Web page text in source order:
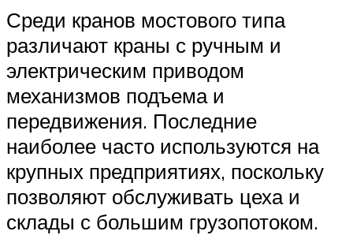
Среди кранов мостового типа
различают краны с ручным и
электрическим приводом
механизмов подъема и
передвижения. Последние
наиболее часто используются на
крупных предприятиях, поскольку
позволяют обслуживать цеха и
склады с большим грузопотоком.